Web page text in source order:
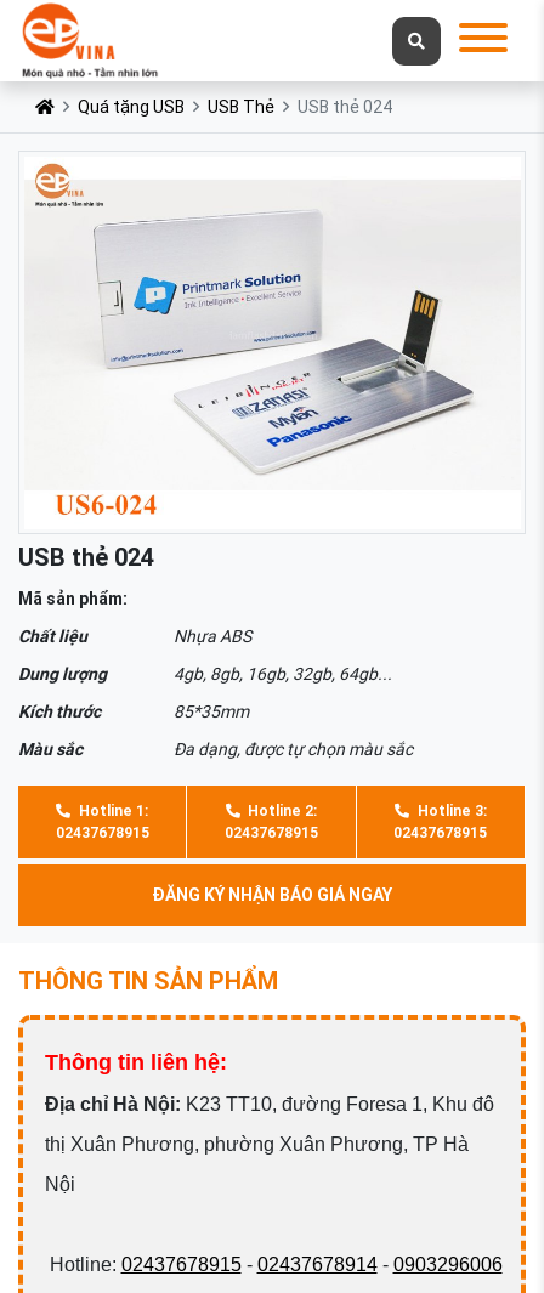
Quá tặng USB USB Thẻ USB thẻ 024
USB thẻ 024
Mã sản phẩm:
Chất liệu
Nhựa ABS
Dung lượng
4gb, 8gb, 16gb, 32gb, 64gb...
Kích thước
85*35mm
Màu sắc
Đa dạng, được tự chọn màu sắc
Hotline 1:
02437678915
Hotline 2:
02437678915
Hotline 3:
02437678915
ĐĂNG KÝ NHẬN BÁO GIÁ NGAY
THÔNG TIN SẢN PHẨM
Thông tin liên hệ:
Địa chỉ Hà Nội: K23 TT10, đường Foresa 1, Khu đô
thị Xuân Phương, phường Xuân Phương, TP Hà
Nội
Hotline: 02437678915- 02437678914- 0903296006